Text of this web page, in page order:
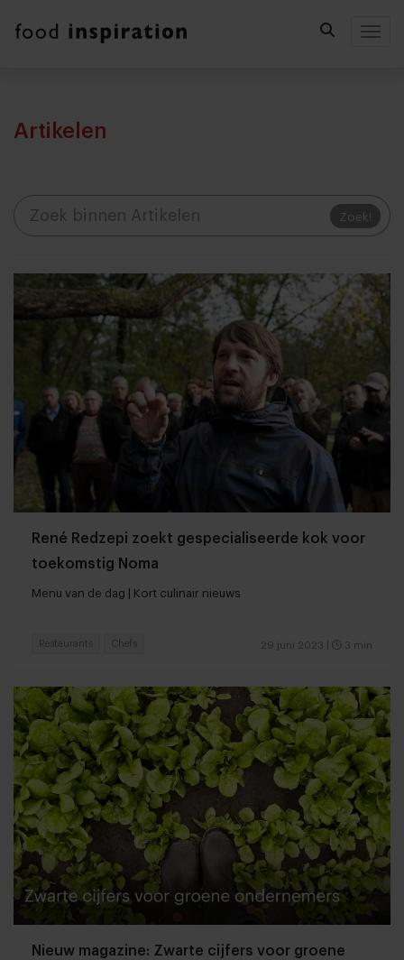
Artikelen
Zoek!
René Redzepi zoekt gespecialiseerde kok voor
toekomstig Noma
Menu van de dag | Kort culinair nieuws
29 juni 2023 3 min
Restaurants Chefs
Nieuw magazine: Zwarte cijfers voor groene